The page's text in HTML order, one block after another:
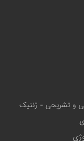
و تشریحی - ژنتیک